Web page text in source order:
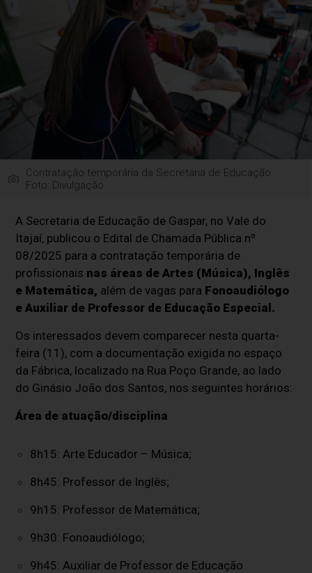
Contratação temporária da Secretaria de Educação.
Foto: Divulgação
A Secretaria de Educação de Gaspar, no Vale do
Itajaí, publicou o Edital de Chamada Pública nº
08/2025 para a contratação temporária de
profissionais nas áreas de Artes (Música), Inglês
e Matemática, além de vagas para Fonoaudiólogo
e Auxiliar de Professor de Educação Especial.
Os interessados devem comparecer nesta quarta-
feira (11), com a documentação exigida no espaço
da Fábrica, localizado na Rua Poço Grande, ao lado
do Ginásio João dos Santos, nos seguintes horários:
Área de atuação/disciplina
8h15: Arte Educador – Música;
8h45: Professor de Inglês;
9h15: Professor de Matemática;
9h30: Fonoaudiólogo;
9h45: Auxiliar de Professor de Educação